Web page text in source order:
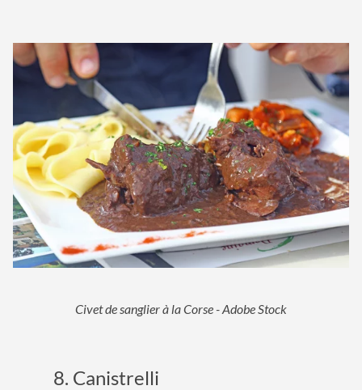
Civet de sanglier à la Corse - Adobe Stock
8. Canistrelli